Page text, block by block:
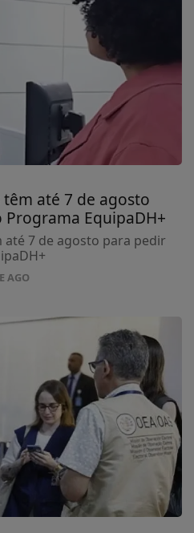
até 7 de agosto
EquipaDH+
7 de agosto para pedir
AGO